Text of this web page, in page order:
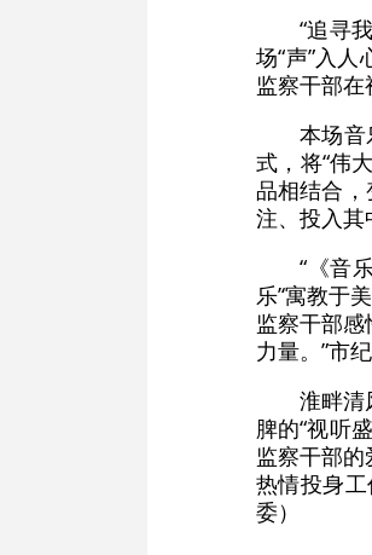
“追寻
场“声”入
监察干部在
本场
式，将“伟
品相结合，
注、投入其
“《音
乐’‘寓教于
监察干部
力量。”市
淮畔清
脾的“视听
监察干部
热情投身
委）